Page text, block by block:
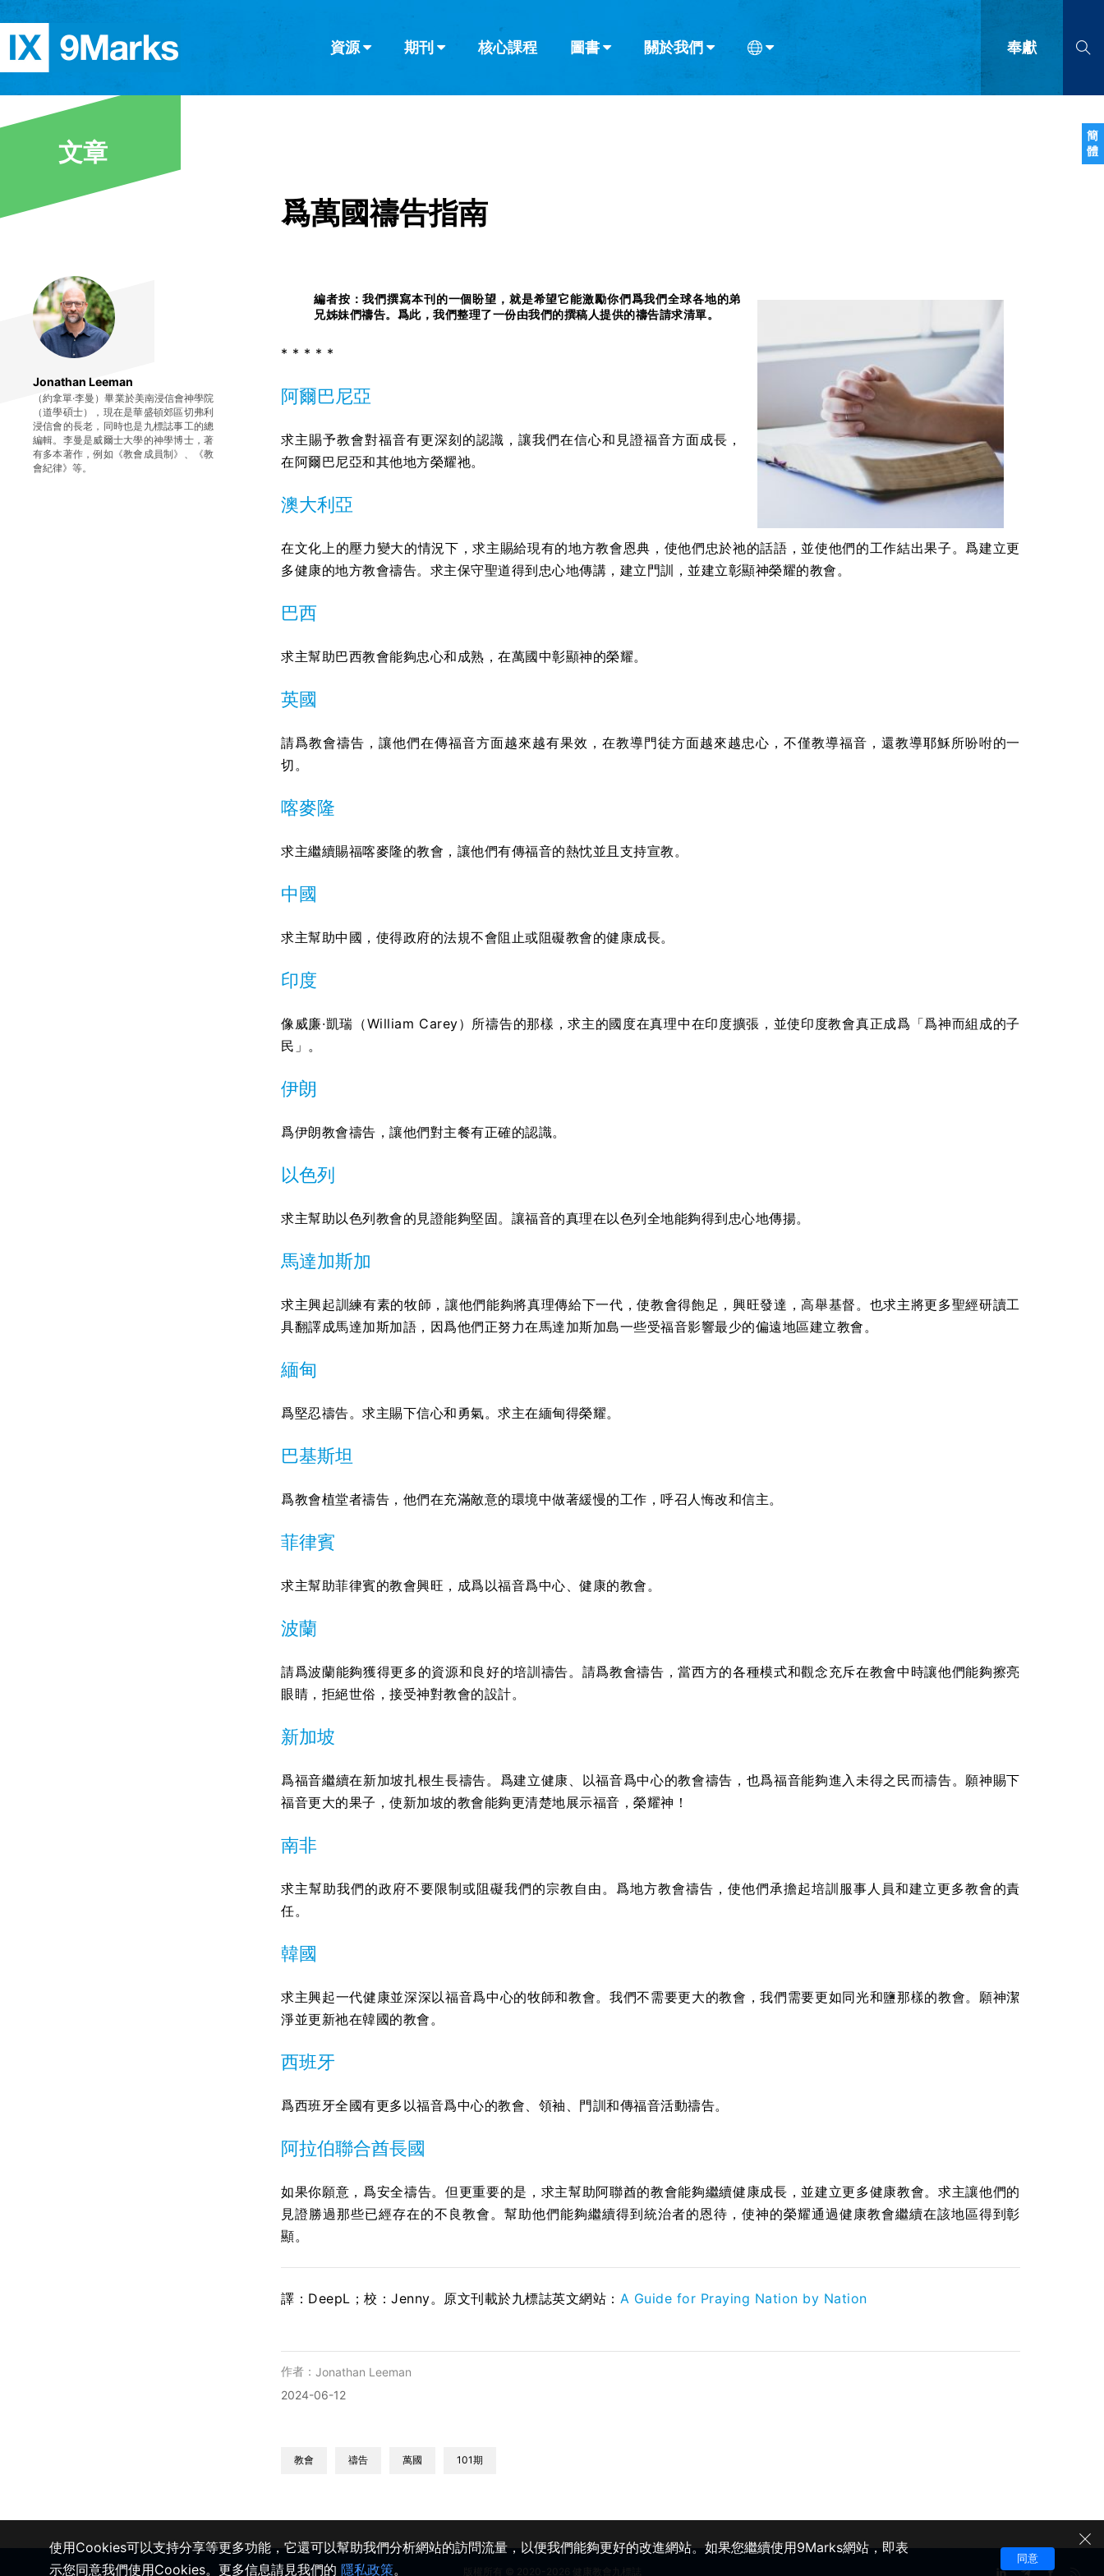
簡
體
資源 期刊 核心課程 圖書 關於我們 奉獻
查看全部
查看全部
简体中文
文章
Jonathan Leeman
（約拿單·李曼）畢業於美南浸信會神學院
（道學碩士），現在是華盛頓郊區切弗利
浸信會的長老，同時也是九標誌事工的總
編輯。李曼是威爾士大學的神學博士，著
有多本著作，例如《教會成員制》、《教
會紀律》等。
爲萬國禱告指南
編者按：我們撰寫本刊的一個盼望，就是希望它能激勵你們爲我們全球各地的弟
兄姊妹們禱告。爲此，我們整理了一份由我們的撰稿人提供的禱告請求清單。
* * * * *
阿爾巴尼亞
求主賜予教會對福音有更深刻的認識，讓我們在信心和見證福音方面成長，
在阿爾巴尼亞和其他地方榮耀祂。
澳大利亞
在文化上的壓力變大的情況下，求主賜給現有的地方教會恩典，使他們忠於祂的話語，並使他們的工作結出果子。爲建立更
多健康的地方教會禱告。求主保守聖道得到忠心地傳講，建立門訓，並建立彰顯神榮耀的教會。
巴西
求主幫助巴西教會能夠忠心和成熟，在萬國中彰顯神的榮耀。
英國
請爲教會禱告，讓他們在傳福音方面越來越有果效，在教導門徒方面越來越忠心，不僅教導福音，還教導耶穌所吩咐的一
切。
喀麥隆
求主繼續賜福喀麥隆的教會，讓他們有傳福音的熱忱並且支持宣教。
中國
求主幫助中國，使得政府的法規不會阻止或阻礙教會的健康成長。
印度
像威廉·凱瑞（William Carey）所禱告的那樣，求主的國度在真理中在印度擴張，並使印度教會真正成爲「爲神而組成的子
民」。
伊朗
爲伊朗教會禱告，讓他們對主餐有正確的認識。
以色列
求主幫助以色列教會的見證能夠堅固。讓福音的真理在以色列全地能夠得到忠心地傳揚。
馬達加斯加
求主興起訓練有素的牧師，讓他們能夠將真理傳給下一代，使教會得飽足，興旺發達，高舉基督。也求主將更多聖經研讀工
具翻譯成馬達加斯加語，因爲他們正努力在馬達加斯加島一些受福音影響最少的偏遠地區建立教會。
緬甸
爲堅忍禱告。求主賜下信心和勇氣。求主在緬甸得榮耀。
巴基斯坦
爲教會植堂者禱告，他們在充滿敵意的環境中做著緩慢的工作，呼召人悔改和信主。
菲律賓
求主幫助菲律賓的教會興旺，成爲以福音爲中心、健康的教會。
波蘭
請爲波蘭能夠獲得更多的資源和良好的培訓禱告。請爲教會禱告，當西方的各種模式和觀念充斥在教會中時讓他們能夠擦亮
眼睛，拒絕世俗，接受神對教會的設計。
新加坡
爲福音繼續在新加坡扎根生長禱告。爲建立健康、以福音爲中心的教會禱告，也爲福音能夠進入未得之民而禱告。願神賜下
福音更大的果子，使新加坡的教會能夠更清楚地展示福音，榮耀神！
南非
求主幫助我們的政府不要限制或阻礙我們的宗教自由。爲地方教會禱告，使他們承擔起培訓服事人員和建立更多教會的責
任。
韓國
求主興起一代健康並深深以福音爲中心的牧師和教會。我們不需要更大的教會，我們需要更如同光和鹽那樣的教會。願神潔
淨並更新祂在韓國的教會。
西班牙
爲西班牙全國有更多以福音爲中心的教會、領袖、門訓和傳福音活動禱告。
阿拉伯聯合酋長國
如果你願意，爲安全禱告。但更重要的是，求主幫助阿聯酋的教會能夠繼續健康成長，並建立更多健康教會。求主讓他們的
見證勝過那些已經存在的不良教會。幫助他們能夠繼續得到統治者的恩待，使神的榮耀通過健康教會繼續在該地區得到彰
顯。
譯：DeepL；校：Jenny。原文刊載於九標誌英文網站： A Guide for Praying Nation by Nation
作者： Jonathan Leeman
2024-06-12
教會 禱告 萬國 101期
版權所有 © 2020-2026 健康教會九標誌
使用Cookies可以支持分享等更多功能，它還可以幫助我們分析網站的訪問流量，以便我們能夠更好的改進網站。如果您繼續使用9Marks網站，即表
示您同意我們使用Cookies。更多信息請見我們的 隱私政策。
同意